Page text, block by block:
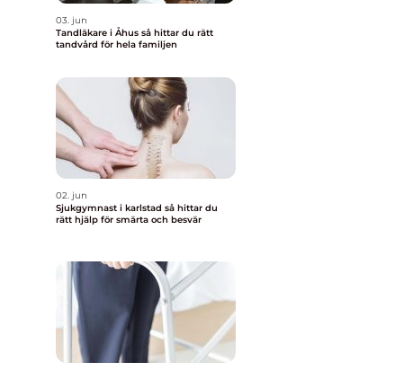
03. jun
Tandläkare i Åhus så hittar du rätt
tandvård för hela familjen
02. jun
Sjukgymnast i karlstad så hittar du
rätt hjälp för smärta och besvär